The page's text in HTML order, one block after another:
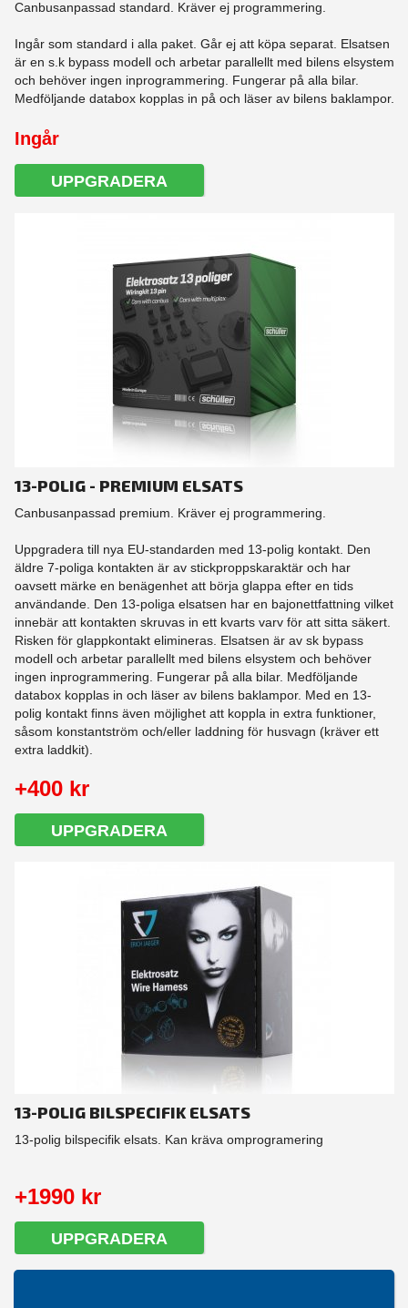
Canbusanpassad standard. Kräver ej programmering.
Ingår som standard i alla paket. Går ej att köpa separat. Elsatsen
är en s.k bypass modell och arbetar parallellt med bilens elsystem
och behöver ingen inprogrammering. Fungerar på alla bilar.
Medföljande databox kopplas in på och läser av bilens baklampor.
Ingår
UPPGRADERA
13-POLIG - PREMIUM ELSATS
Canbusanpassad premium. Kräver ej programmering.
Uppgradera till nya EU-standarden med 13-polig kontakt. Den
äldre 7-poliga kontakten är av stickproppskaraktär och har
oavsett märke en benägenhet att börja glappa efter en tids
användande. Den 13-poliga elsatsen har en bajonettfattning vilket
innebär att kontakten skruvas in ett kvarts varv för att sitta säkert.
Risken för glappkontakt elimineras. Elsatsen är av sk bypass
modell och arbetar parallellt med bilens elsystem och behöver
ingen inprogrammering. Fungerar på alla bilar. Medföljande
databox kopplas in och läser av bilens baklampor. Med en 13-
polig kontakt finns även möjlighet att koppla in extra funktioner,
såsom konstantström och/eller laddning för husvagn (kräver ett
extra laddkit).
+400 kr
UPPGRADERA
13-POLIG BILSPECIFIK ELSATS
13-polig bilspecifik elsats. Kan kräva omprogramering
+1990 kr
UPPGRADERA